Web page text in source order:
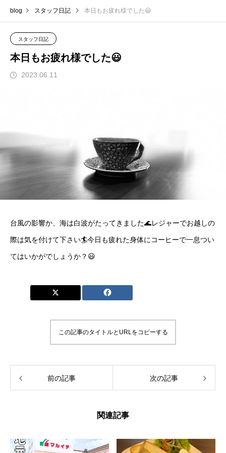
blog スタッフ日記 本日もお疲れ様でした😃
スタッフ日記
本日もお疲れ様でした😃
2023.06.11
台風の影響か、海は白波がたってきました🌊レジャーでお越しの
際は気を付けて下さい🏄今日も疲れた身体にコーヒーで一息つい
てはいかがでしょうか？😃
この記事のタイトルとURLをコピーする
前の記事 次の記事
関連記事